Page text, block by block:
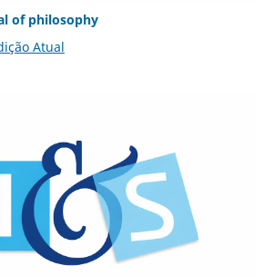
of philosophy
Atual